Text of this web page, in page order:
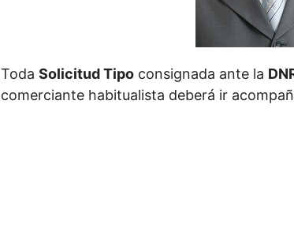
Toda Solicitud Tipoconsignada ante la
comerciante habitualista deberá ir